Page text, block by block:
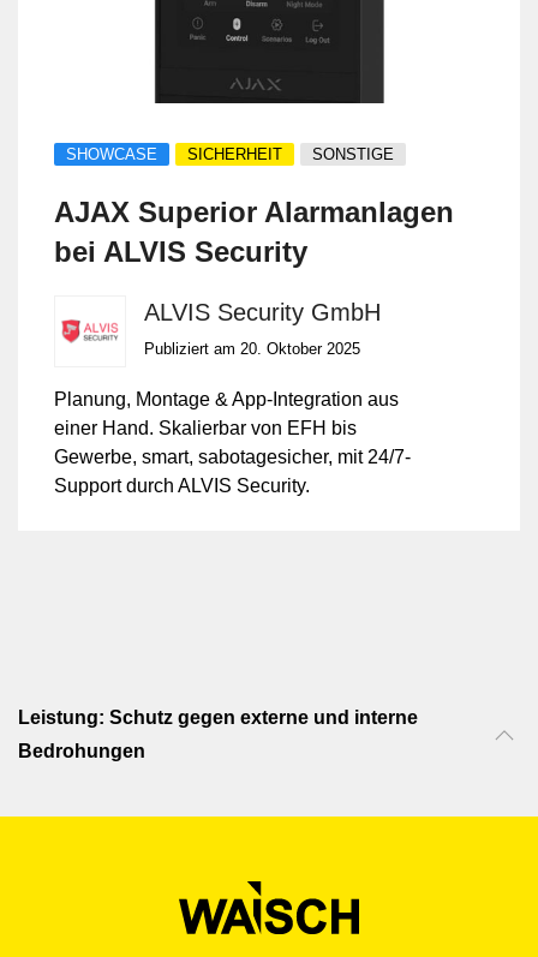
SHOWCASE SICHERHEIT SONSTIGE
AJAX Superior Alarmanlagen
bei ALVIS Security
ALVIS Security GmbH
Publiziert am 20. Oktober 2025
Planung, Montage & App-Integration aus
einer Hand. Skalierbar von EFH bis
Gewerbe, smart, sabotagesicher, mit 24/7-
Support durch ALVIS Security.
Leistung: Schutz gegen externe und interne
Bedrohungen